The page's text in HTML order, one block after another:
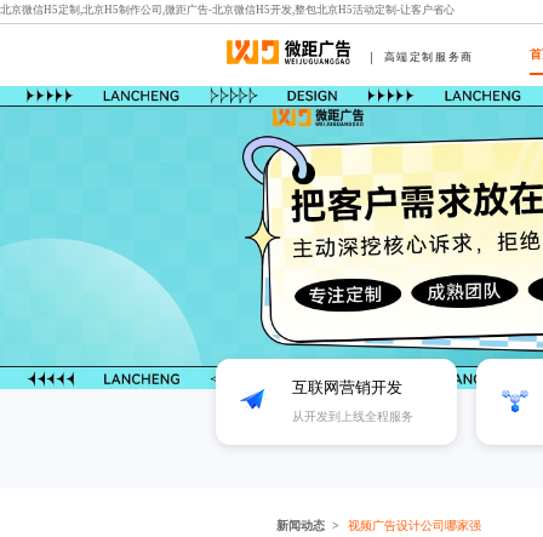
北京微信H5定制,北京H5制作公司,微距广告-北京微信H5开发,整包北京H5活动定制-让客户省心
高端定制服务商
互联网营销开发
从开发到上线全程服务
新闻动态 视频广告设计公司哪家强